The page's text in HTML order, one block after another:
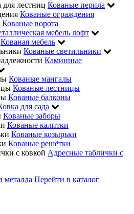
Кованые перила
Кованые ограждения
Кованые ворота
мебель лофт
Кованая мебель
Кованые светильники
Каминные
Кованые мангалы
Кованые лестницы
Кованые балконы
для сада
Кованые заборы
Кованые калитки
Кованые козырьки
Кованые решётки
Адресные таблички с
Перейти в каталог